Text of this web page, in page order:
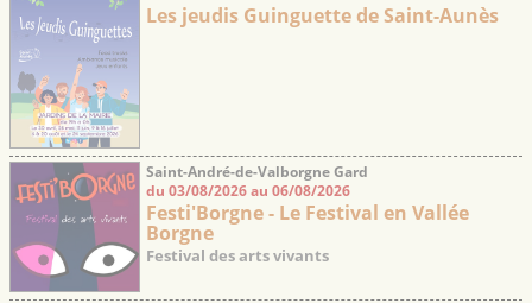
Les jeudis Guinguette de Saint-Aunès
Saint-André-de-Valborgne Gard
du 03/08/2026 au 06/08/2026
Festi'Borgne - Le Festival en Vallée
Borgne
Festival des arts vivants